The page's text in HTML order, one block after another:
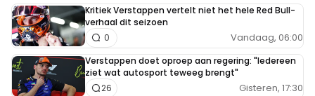
Kritiek Verstappen vertelt niet het hele Red Bull-
verhaal dit seizoen
Vandaag, 06:00
0
Verstappen doet oproep aan regering: "Iedereen
ziet wat autosport teweeg brengt"
Gisteren, 17:30
26